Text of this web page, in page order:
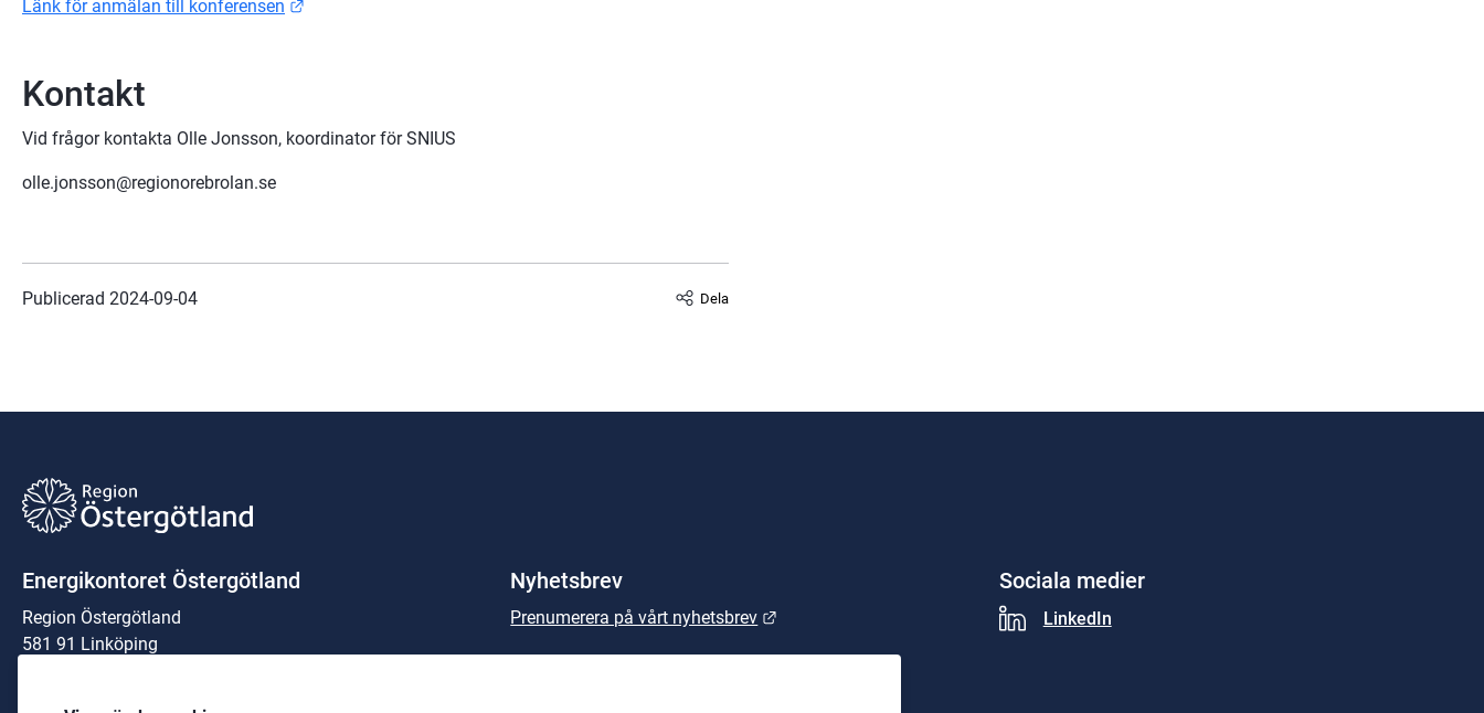
Länk för anmälan till konferensen
Kontakt
Vid frågor kontakta Olle Jonsson, koordinator för SNIUS
olle.jonsson@regionorebrolan.se
Publicerad 2024-09-04 Dela
Energikontoret Östergötland
Region Östergötland
581 91 Linköping
Nyhetsbrev
Prenumerera på vårt nyhetsbrev
Sociala medier
LinkedIn